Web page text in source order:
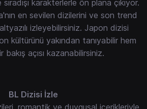
karakterlerle ön plana çıkıyor.
en sevilen dizilerini ve son trend
izleyebilirsiniz. Japon dizisi
kültürünü yakından tanıyabilir hem
bakış açısı kazanabilirsiniz.
BL Dizisi İzle